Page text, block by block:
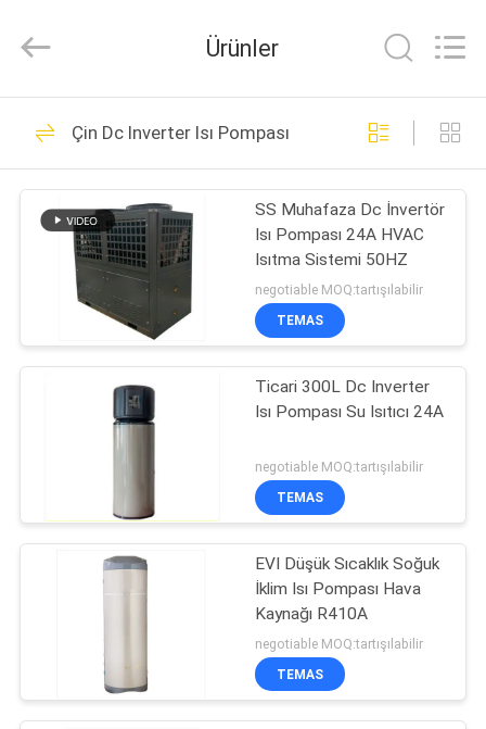
ANA
SAYFA
ÜRÜNLER
VIDEOLAR
HAKKIMIZDA
FABRIKA
KALITE
KONTROL
BIZIMLE
İLETIŞIM
Ltd..
Reserved.
Yüksek Sıcaklık Isı
Pompası
9
Co2 Isı Pompası
35
Hava Kaynaklı Isı
Pompası
Ürünler
Çin Dc Inverter Isı Pompası
SS Muhafaza Dc İnvertör
Isı Pompası 24A HVAC
Isıtma Sistemi 50HZ
negotiable MOQ:tartışılabilir
TEMAS
Ticari 300L Dc Inverter
Isı Pompası Su Isıtıcı 24A
negotiable MOQ:tartışılabilir
TEMAS
EVI Düşük Sıcaklık Soğuk
İklim Isı Pompası Hava
Kaynağı R410A
negotiable MOQ:tartışılabilir
TEMAS